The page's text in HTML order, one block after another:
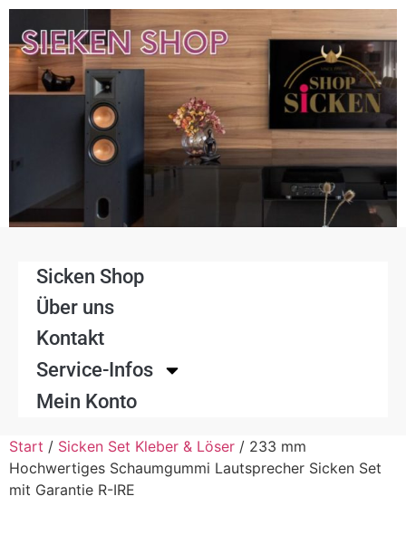
Sicken Shop
Über uns
Kontakt
Service-Infos
Mein Konto
Start / Sicken Set Kleber & Löser / 233 mm
Hochwertiges Schaumgummi Lautsprecher Sicken Set
mit Garantie R-IRE